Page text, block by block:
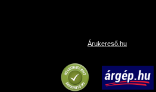
Árukereső.hu